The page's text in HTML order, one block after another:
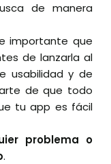
de manera
importante que
de lanzarla al
usabilidad y de
de que todo
tu app es fácil
problema o
.